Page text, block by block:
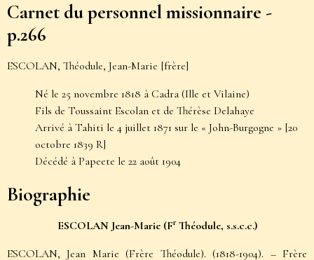
Carnet du personnel missionnaire -
p.266
ESCOLAN, Théodule, Jean-Marie [frère]
Né le 25 novembre 1818 à Cadra (Ille et Vilaine)
Fils de Toussaint Escolan et de Thérèse Delahaye
Arrivé à Tahiti le 4 juillet 1871 sur le « John-Burgogne » [20
octobre 1839 R]
Décédé à Papeete le 22 août 1904
Biographie
ESCOLAN Jean-Marie (FrThéodule, s.s.c.c.)
ESCOLAN, Jean Marie (Frère Théodule). (1818-1904). – Frère